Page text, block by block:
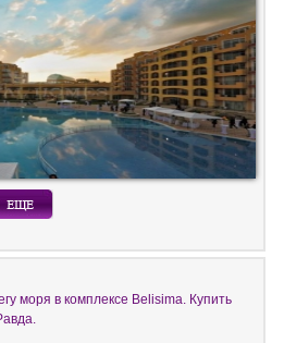
моря в комплексе Belisima. Купить